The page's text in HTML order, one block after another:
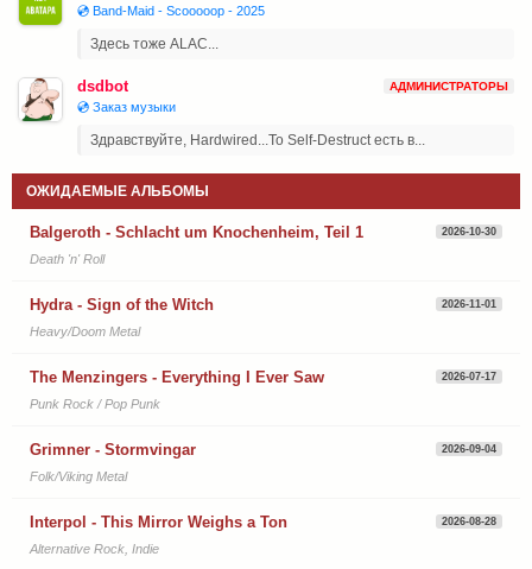
💿 Band-Maid - Scooooop - 2025
Здесь тоже ALAC...
dsdbot АДМИНИСТРАТОРЫ
💿 Заказ музыки
Здравствуйте, Hardwired...To Self-Destruct есть в...
ОЖИДАЕМЫЕ АЛЬБОМЫ
Balgeroth - Schlacht um Knochenheim, Teil 1 2026-10-30
Death 'n' Roll
Hydra - Sign of the Witch 2026-11-01
Heavy/Doom Metal
The Menzingers - Everything I Ever Saw 2026-07-17
Punk Rock / Pop Punk
Grimner - Stormvingar 2026-09-04
Folk/Viking Metal
Interpol - This Mirror Weighs a Ton 2026-08-28
Alternative Rock, Indie